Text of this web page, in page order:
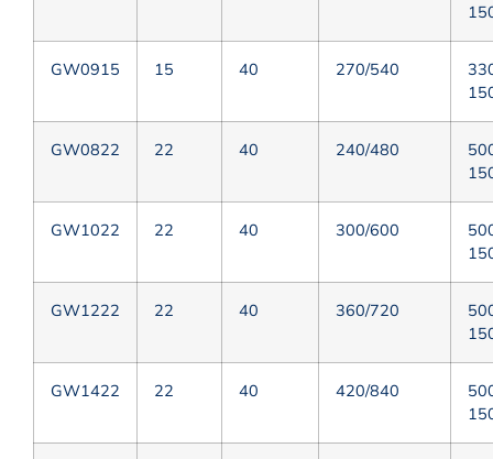
GW0915 15 40 270/540
GW0822 22 40 240/480
GW1022 22 40 300/600
GW1222 22 40 360/720
GW1422 22 40 420/840